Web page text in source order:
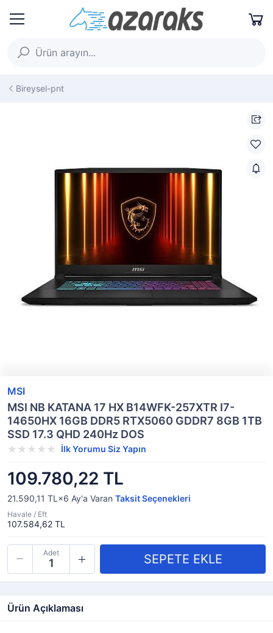
Bireysel-pnt
MSI
MSI NB KATANA 17 HX B14WFK-257XTR I7-
14650HX 16GB DDR5 RTX5060 GDDR7 8GB 1TB
SSD 17.3 QHD 240Hz DOS
İlk Yorumu Siz Yapın
109.780,22 TL
21.590,11 TL×6 Ay'a Varan Taksit Seçenekleri
Havale / Eft
107.584,62 TL
Adet
Ürün Açıklaması